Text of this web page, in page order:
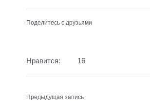
Поделитесь с друзьями
Нравится: 16
Предыдущая запись